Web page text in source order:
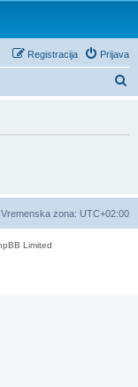
Prijava
Registracija
n
Vremenska zona: UTC+02:00
Limited